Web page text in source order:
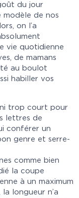
du jour
modèle de nos
on l’a
vie quotidienne
de mamans
au boulot
habiller vos
trop court pour
lettres de
conférer un
genre et serre-
comme bien
la coupe
à un maximum
longueur n’a